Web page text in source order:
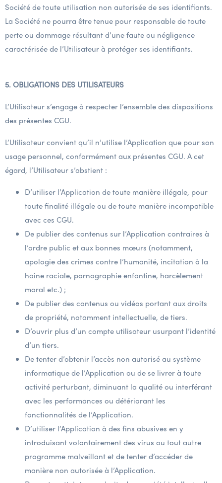
Société de toute utilisation non autorisée de ses identifiants.
La Société ne pourra être tenue pour responsable de toute
perte ou dommage résultant d’une faute ou négligence
caractérisée de l’Utilisateur à protéger ses identifiants.
5. OBLIGATIONS DES UTILISATEURS
L’Utilisateur s’engage à respecter l’ensemble des dispositions
des présentes CGU.
L’Utilisateur convient qu’il n’utilise l’Application que pour son
usage personnel, conformément aux présentes CGU. A cet
égard, l’Utilisateur s’abstient :
D’utiliser l’Application de toute manière illégale, pour
toute finalité illégale ou de toute manière incompatible
avec ces CGU.
De publier des contenus sur l’Application contraires à
l’ordre public et aux bonnes mœurs (notamment,
apologie des crimes contre l’humanité, incitation à la
haine raciale, pornographie enfantine, harcèlement
moral etc.) ;
De publier des contenus ou vidéos portant aux droits
de propriété, notamment intellectuelle, de tiers.
D’ouvrir plus d’un compte utilisateur usurpant l’identité
d’un tiers.
De tenter d’obtenir l’accès non autorisé au système
informatique de l’Application ou de se livrer à toute
activité perturbant, diminuant la qualité ou interférant
avec les performances ou détériorant les
fonctionnalités de l’Application.
D’utiliser l’Application à des fins abusives en y
introduisant volontairement des virus ou tout autre
programme malveillant et de tenter d’accéder de
manière non autorisée à l’Application.